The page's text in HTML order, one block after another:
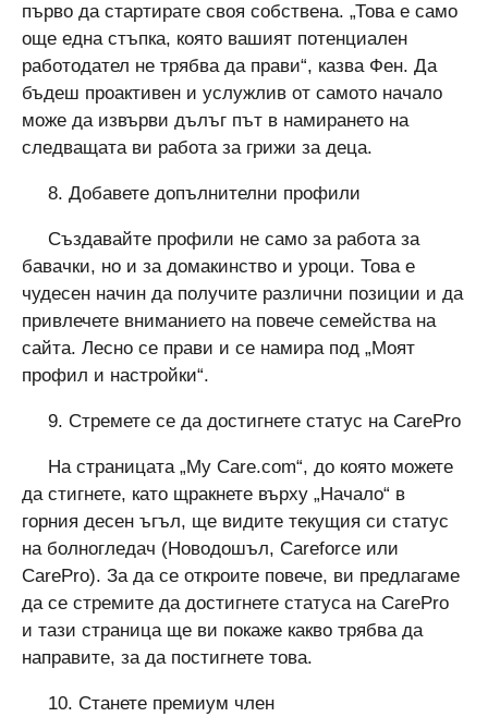
първо да стартирате своя собствена. „Това е само
още една стъпка, която вашият потенциален
работодател не трябва да прави“, казва Фен. Да
бъдеш проактивен и услужлив от самото начало
може да извърви дълъг път в намирането на
следващата ви работа за грижи за деца.
8. Добавете допълнителни профили
Създавайте профили не само за работа за
бавачки, но и за домакинство и уроци. Това е
чудесен начин да получите различни позиции и да
привлечете вниманието на повече семейства на
сайта. Лесно се прави и се намира под „Моят
профил и настройки“.
9. Стремете се да достигнете статус на CarePro
На страницата „My Care.com“, до която можете
да стигнете, като щракнете върху „Начало“ в
горния десен ъгъл, ще видите текущия си статус
на болногледач (Новодошъл, Careforce или
CarePro). За да се откроите повече, ви предлагаме
да се стремите да достигнете статуса на CarePro
и тази страница ще ви покаже какво трябва да
направите, за да постигнете това.
10. Станете премиум член